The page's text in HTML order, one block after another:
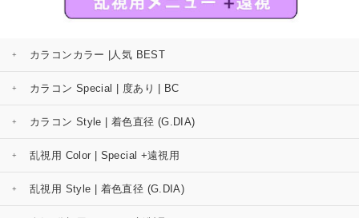
カラコンカラー |人気 BEST
カラコン Special | 度あり | BC
カラコン Style | 着色直径 (G.DIA)
乱視用 Color | Special +遠視用
乱視用 Style | 着色直径 (G.DIA)